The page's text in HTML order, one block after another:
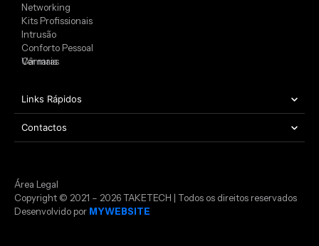
Networking
Kits Profissionais
Intrusão
Conforto Pessoal
Câmaras
Ver mais
Links Rápidos
Contactos
Copyright © 2021 – 2026 TAKETECH | Todos os direitos reservados
Desenvolvido por MYWEBSITE
Área Legal